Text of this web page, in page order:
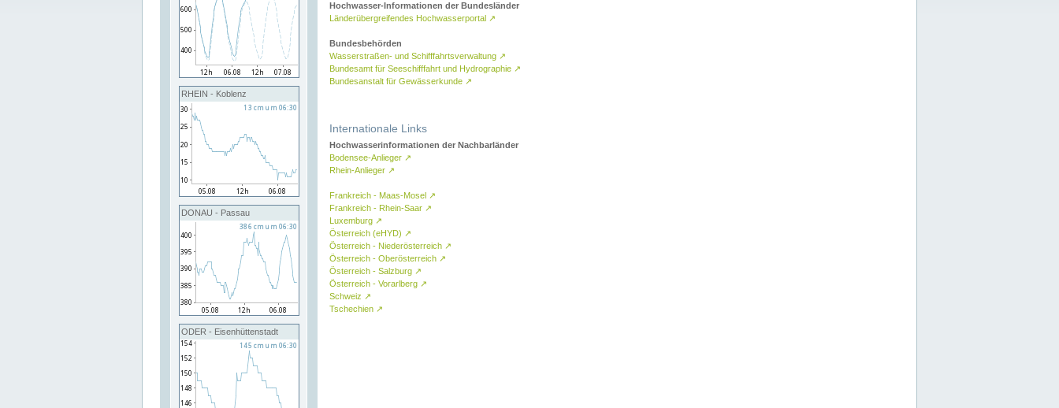
RHEIN - Koblenz
DONAU - Passau
ODER - Eisenhüttenstadt
Hochwasser-Informationen der Bundesländer
Länderübergreifendes Hochwasserportal ↗
Bundesbehörden
Wasserstraßen- und Schifffahrtsverwaltung ↗
Bundesamt für Seeschifffahrt und Hydrographie ↗
Bundesanstalt für Gewässerkunde ↗
Internationale Links
Hochwasserinformationen der Nachbarländer
Bodensee-Anlieger ↗
Rhein-Anlieger ↗
Frankreich - Maas-Mosel ↗
Frankreich - Rhein-Saar ↗
Luxemburg ↗
Österreich (eHYD) ↗
Österreich - Niederösterreich ↗
Österreich - Oberösterreich ↗
Österreich - Salzburg ↗
Österreich - Vorarlberg ↗
Schweiz ↗
Tschechien ↗